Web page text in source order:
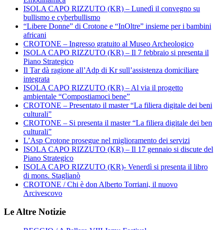
ISOLA CAPO RIZZUTO (KR) – Lunedì il convegno su
bullismo e cyberbullismo
“Libere Donne” di Crotone e “InOltre” insieme per i bambini
africani
CROTONE – Ingresso gratuito al Museo Archeologico
ISOLA CAPO RIZZUTO (KR) – Il 7 febbraio si presenta il
Piano Strategico
Il Tar dà ragione all’Adp di Kr sull’assistenza domiciliare
integrata
ISOLA CAPO RIZZUTO (KR) – Al via il progetto
ambientale “Compostiamoci bene”
CROTONE – Presentato il master “La filiera digitale dei beni
culturali”
CROTONE – Si presenta il master “La filiera digitale dei ben
culturali”
L’Asp Crotone prosegue nel miglioramento dei servizi
ISOLA CAPO RIZZUTO (KR) – Il 17 gennaio si discute del
Piano Strategico
ISOLA CAPO RIZZUTO (KR)- Venerdì si presenta il libro
di mons. Staglianò
CROTONE / Chi è don Alberto Torriani, il nuovo
Arcivescovo
Le Altre Notizie